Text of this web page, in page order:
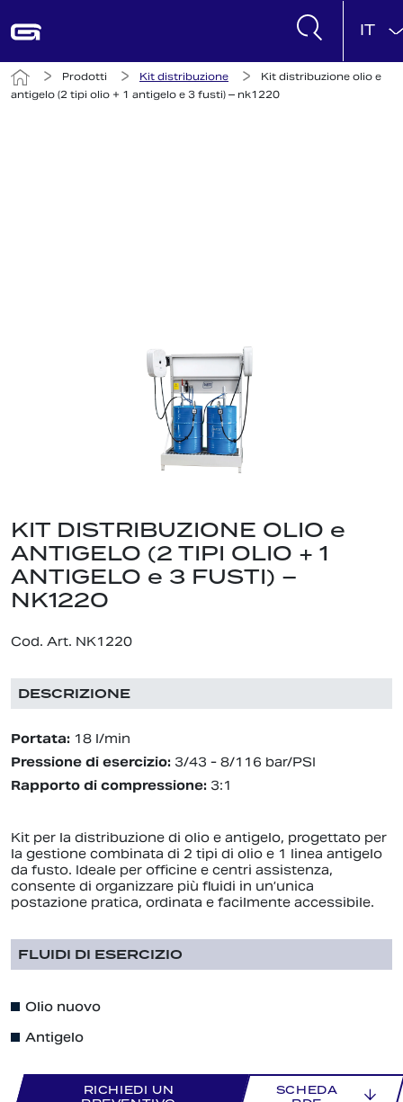
IT
Prodotti Kit distribuzione
Kit distribuzione olio e
antigelo (2 tipi olio + 1 antigelo e 3 fusti) – nk1220
KIT DISTRIBUZIONE OLIO e
ANTIGELO (2 TIPI OLIO + 1
ANTIGELO e 3 FUSTI) –
NK1220
Cod. Art. NK1220
DESCRIZIONE
Portata: 18 l/min
Pressione di esercizio: 3/43 - 8/116 bar/PSI
Rapporto di compressione: 3:1
Kit per la distribuzione di olio e antigelo, progettato per
la gestione combinata di 2 tipi di olio e 1 linea antigelo
da fusto. Ideale per officine e centri assistenza,
consente di organizzare più fluidi in un’unica
postazione pratica, ordinata e facilmente accessibile.
FLUIDI DI ESERCIZIO
Olio nuovo
Antigelo
RICHIEDI UN
SCHEDA